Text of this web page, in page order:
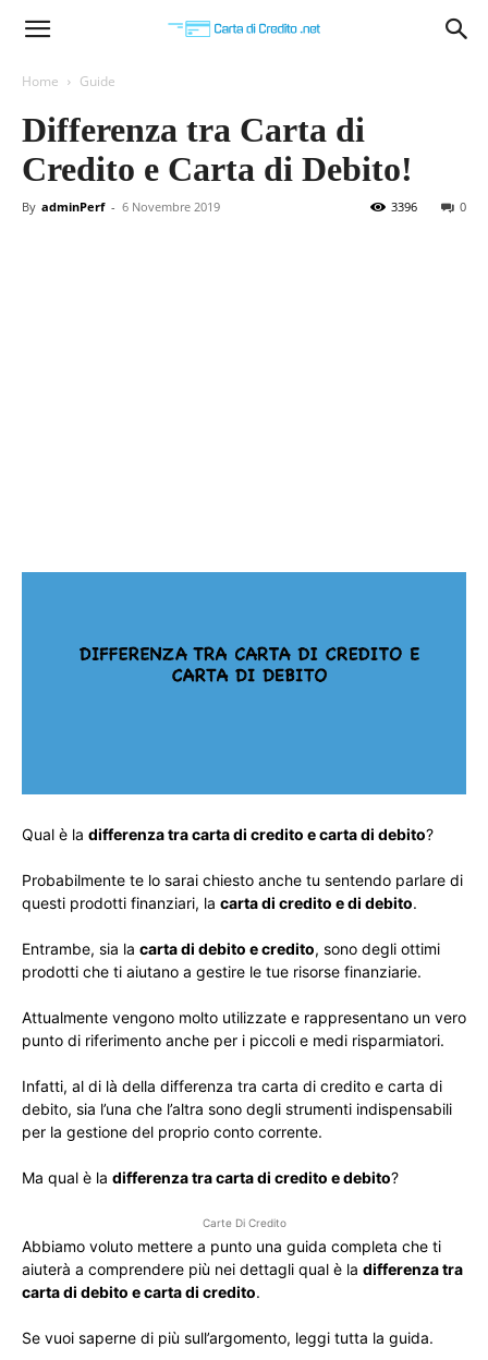
Carta
Credito
Home Guide
Differenza tra Carta di
Credito e Carta di Debito!
By adminPerf - 6 Novembre 2019 0
3396
Qual è la differenza tra carta di credito e carta di debito?
Probabilmente te lo sarai chiesto anche tu sentendo parlare di
questi prodotti finanziari, la carta di credito e di debito.
Entrambe, sia la carta di debito e credito, sono degli ottimi
prodotti che ti aiutano a gestire le tue risorse finanziarie.
Attualmente vengono molto utilizzate e rappresentano un vero
punto di riferimento anche per i piccoli e medi risparmiatori.
Infatti, al di là della differenza tra carta di credito e carta di
debito, sia l’una che l’altra sono degli strumenti indispensabili
per la gestione del proprio conto corrente.
Ma qual è la differenza tra carta di credito e debito?
Carte Di Credito
Abbiamo voluto mettere a punto una guida completa che ti
aiuterà a comprendere più nei dettagli qual è la differenza tra
carta di debito e carta di credito.
Se vuoi saperne di più sull’argomento, leggi tutta la guida.